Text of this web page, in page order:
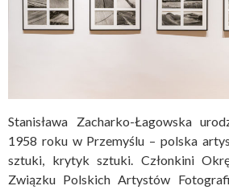
Stanisława Zacharko-Łagowska
1958 roku w Przemyślu – polska
sztuki, krytyk sztuki. Członkini
Związku Polskich Artystów